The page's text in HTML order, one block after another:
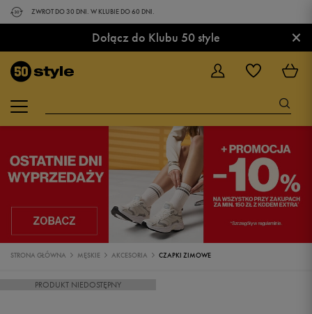
ZWROT DO 30 DNI. W KLUBIE DO 60 DNI.
Dołącz do Klubu 50 style ×
STRONA GŁÓWNA MĘSKIE AKCESORIA CZAPKI ZIMOWE
PRODUKT NIEDOSTĘPNY